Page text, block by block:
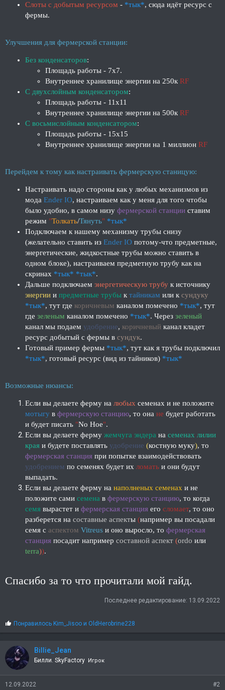
Слоты с добытым ресурсом - *тык*, сюда идёт ресурс с
фермы.
Улучшения для фермерской станции:
Без конденсаторов:
Площадь работы - 7х7.
Внутреннее хранилище энергии на 250к RF
С двухслойным конденсатором:
Площадь работы - 11х11
Внутреннее хранилище энергии на 500к RF
С восьмислойным конденсатором:
Площадь работы - 15x15
Внутреннее хранилище энергии на 1 миллион RF
Перейдем к тому как настраивать фермерскую станицую:
Настраивать надо стороны как у любых механизмов из
мода Ender IO, настраиваем как у меня для того чтобы
было удобно, в самом низу фермерской станции ставим
режим "Толкать/Тянуть" *тык*
Подключаем к нашему механизму трубы снизу
(желательно ставить из Ender IO потому-что предметные,
энергетические, жидкостные трубы можно ставить в
одном блоке), настраиваем предметную трубу как на
скринах *тык* *тык*.
Дальше подключаем энергетическую трубу к источнику
энергии и предметные трубы к тайникам или к сундуку
*тык*, тут где коричневым каналом помечено *тык*, тут
где зеленым каналом помечено *тык*. Через зеленый
канал мы подаем удобрение, коричневый канал кладет
ресурс добытый с фермы в сундук.
Готовый пример фермы *тык*, тут как я трубы подключил
*тык*, готовый ресурс (вид из тайников) *тык*
Возможные нюансы:
Если вы делаете ферму на любых семенах и не положите
мотыгу в фермерскую станцию, то она не будет работать
и будет писать "No Hoe".
Если вы делаете ферму жемчуга эндера на семенах лилии
края и будете поставлять удобрение (костную муку), то
фермерская станция при попытке взаимодействовать
удобрением по семенях будет их ломать и они будут
выпадать.
Если вы делаете ферму на наполненых семенах и не
положите сами семена в фермерскую станцию, то когда
семя вырастет и фермерская станция его сломает, то оно
разберется на составные аспекты (например вы посадали
семя с аспектом Vitreus и оно выросло, то фермерская
станция посадит например составной аспект (ordo или
terra)).
Спасибо за то что прочитали мой гайд.
Последнее редактирование: 13.09.2022
С
и
п
а
т
и
:
Понравилось Kim_Jisoo и OldHerobrine228
Billie_Jean
Билли. SkyFactory Игрок
12.09.2022 #2